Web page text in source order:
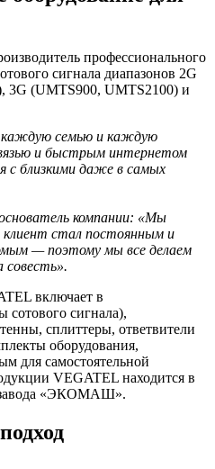
профессионального
сигнала диапазонов 2G
3G (UMTS900, UMTS2100) и
семью и каждую
и быстрым интернетом
с близкими даже в самых
компании: «Мы
стал постоянным и
— поэтому мы все делаем
совесть».
включает в
сотового сигнала),
сплиттеры, ответвители
оборудования,
для самостоятельной
VEGATEL находится в
завода «ЭКОМАШ».